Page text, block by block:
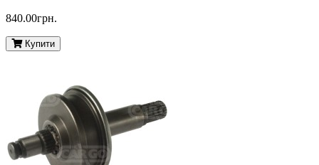
840.00грн.
Купити